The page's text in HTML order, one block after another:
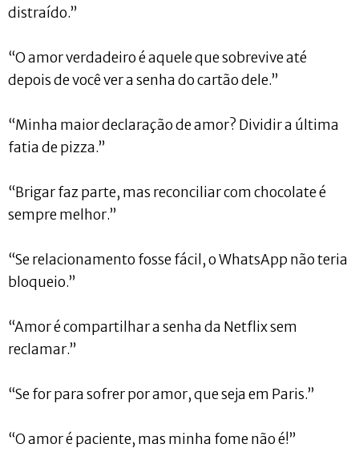
distraído.”
“O amor verdadeiro é aquele que sobrevive até
depois de você ver a senha do cartão dele.”
“Minha maior declaração de amor? Dividir a última
fatia de pizza.”
“Brigar faz parte, mas reconciliar com chocolate é
sempre melhor.”
“Se relacionamento fosse fácil, o WhatsApp não teria
bloqueio.”
“Amor é compartilhar a senha da Netflix sem
reclamar.”
“Se for para sofrer por amor, que seja em Paris.”
“O amor é paciente, mas minha fome não é!”